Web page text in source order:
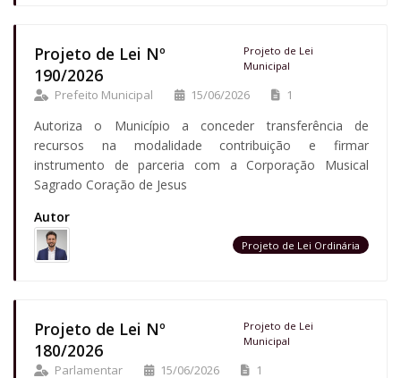
Projeto de Lei Nº
190/2026
Projeto de Lei
Municipal
Prefeito Municipal 15/06/2026 1
Autoriza o Município a conceder transferência de
recursos na modalidade contribuição e firmar
instrumento de parceria com a Corporação Musical
Sagrado Coração de Jesus
Autor
Projeto de Lei Ordinária
Projeto de Lei Nº
180/2026
Projeto de Lei
Municipal
Parlamentar 15/06/2026 1